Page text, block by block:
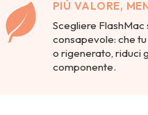
PIÙ VALORE,
Scegliere
consapevole: che
o rigenerato, riduci
componente.